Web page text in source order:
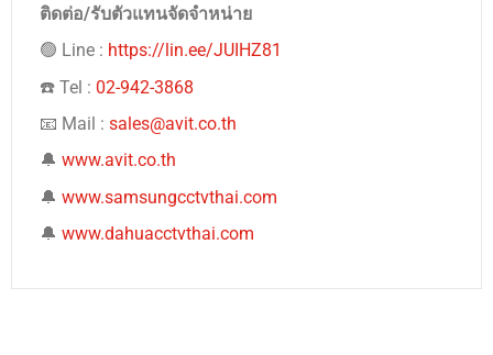
ติดต่อ/รับตัวแทนจัดจำหน่าย
🟢 Line : https://lin.ee/JUIHZ81
☎️ Tel : 02-942-3868
📧 Mail : sales@avit.co.th
🔔 www.avit.co.th
🔔 www.samsungcctvthai.com
🔔 www.dahuacctvthai.com